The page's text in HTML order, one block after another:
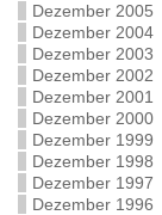
Dezember 2005
Dezember 2004
Dezember 2003
Dezember 2002
Dezember 2001
Dezember 2000
Dezember 1999
Dezember 1998
Dezember 1997
Dezember 1996